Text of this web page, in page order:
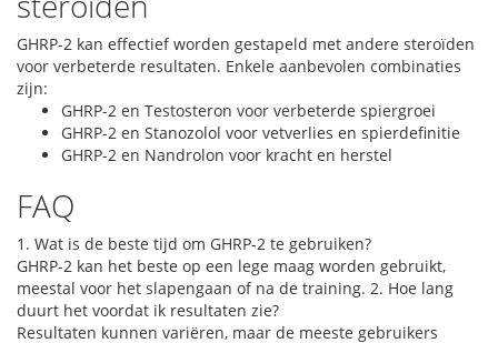
GHRP-2 kan effectief worden gestapeld met andere steroïden
voor verbeterde resultaten. Enkele aanbevolen combinaties
zijn:
GHRP-2 en Testosteron voor verbeterde spiergroei
GHRP-2 en Stanozolol voor vetverlies en spierdefinitie
GHRP-2 en Nandrolon voor kracht en herstel
FAQ
1. Wat is de beste tijd om GHRP-2 te gebruiken?
GHRP-2 kan het beste op een lege maag worden gebruikt,
meestal voor het slapengaan of na de training. 2. Hoe lang
duurt het voordat ik resultaten zie?
Resultaten kunnen variëren, maar de meeste gebruikers